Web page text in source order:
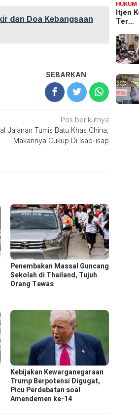
dan Doa Kebangsaan
SEBARKAN
Pos berikutnya
Jajanan Tumis Batu Khas China,
Makannya Cukup Di Isap-isap
Penembakan Massal Guncang
Sekolah di Thailand, Tujuh
Orang Tewas
Kebijakan Kewarganegaraan
Trump Berpotensi Digugat,
Picu Perdebatan soal
Amendemen ke-14
HUKUM
Itjen
Ter…